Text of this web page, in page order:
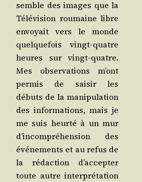
semble des images que la
Télé­vi­sion rou­maine libre
envoyait vers le monde
quel­que­fois vingt-quatre
heures sur vingt-quatre.
Mes obser­va­tions m’ont
per­mis de sai­sir les
débuts de la mani­pu­la­tion
des infor­ma­tions, mais je
me suis heur­té à un mur
d’in­com­pré­hen­sion des
évé­ne­ments et au refus de
la rédac­tion d’ac­cep­ter
toute autre inter­pré­ta­tion